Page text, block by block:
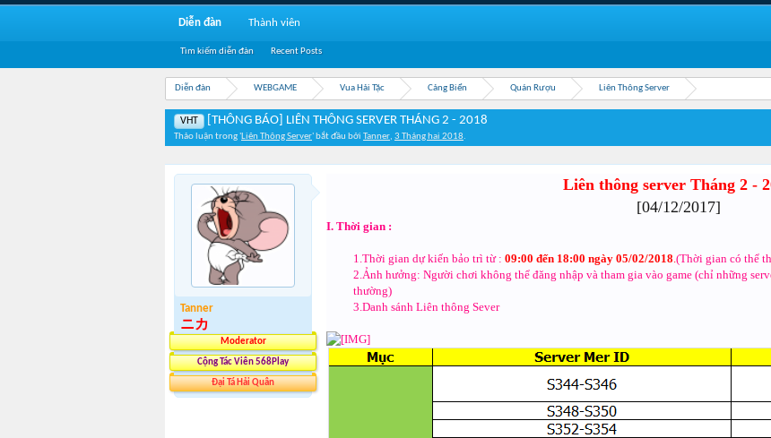
Diễn đàn WEBGAME Vua Hải Tặc Cảng Biển Quán Rượu Liên Thông Server
VHT [THÔNG BÁO] LIÊN THÔNG SERVER THÁNG 2 - 2018
Thảo luận trong 'Liên Thông Server' bắt đầu bởi Tanner, 3 Tháng hai 2018.
Tanner
ニカ
Moderator
Cộng Tác Viên 568Play
Đại Tá Hải Quân
Liên thông server Tháng 2 -
[04/12/2017]
I. Thời gian :
1.Thời gian dự kiến bảo trì từ : 09:00 đến 18:00 ngày 05/02/2018.(Thời gian có thể
2.Ảnh hưởng: Người chơi không thể đăng nhập và tham gia vào game (chỉ những
thường)
3.Danh sánh Liên thông Sever
Diễn đàn
Tìm kiếm diễn đàn Recent Posts
Thành viên